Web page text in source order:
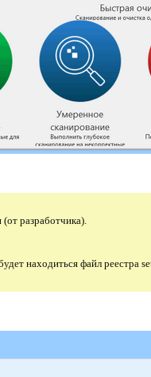
разработчика).
находиться файл реестра